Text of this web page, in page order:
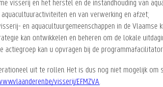
visserij en het herstel en de instandhouding van
en van verwerking en afzet;
en aquacultuurgemeenschappen in de Vlaamse
kan ontwikkelen en beheren om de lokale
kan u opvragen bij de
uit te rollen. Het is dus nog niet mogelijk om
visserij/EFMZVA.